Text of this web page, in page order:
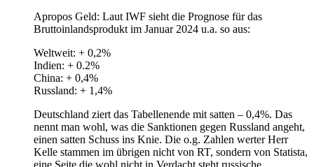
Apropos Geld: Laut IWF sieht die Prognose für das
Bruttoinlandsprodukt im Januar 2024 u.a. so aus:
Weltweit: + 0,2%
Indien: + 0.2%
China: + 0,4%
Russland: + 1,4%
Deutschland ziert das Tabellenende mit satten – 0,4%. Das
nennt man wohl, was die Sanktionen gegen Russland angeht,
einen satten Schuss ins Knie. Die o.g. Zahlen werter Herr
Kelle stammen im übrigen nicht von RT, sondern von Statista,